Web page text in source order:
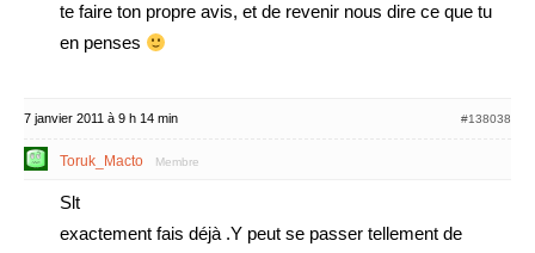
te faire ton propre avis, et de revenir nous dire ce que tu
en penses
7 janvier 2011 à 9 h 14 min #138038
Toruk_Macto Membre
Slt
exactement fais déjà .Y peut se passer tellement de